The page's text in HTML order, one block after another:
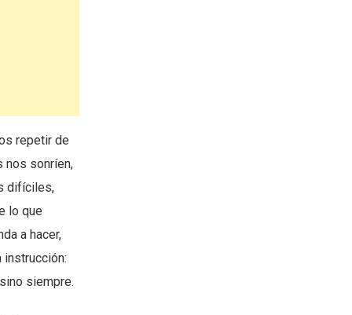
repetir de
nos sonríen,
difíciles,
lo que
a hacer,
siempre.